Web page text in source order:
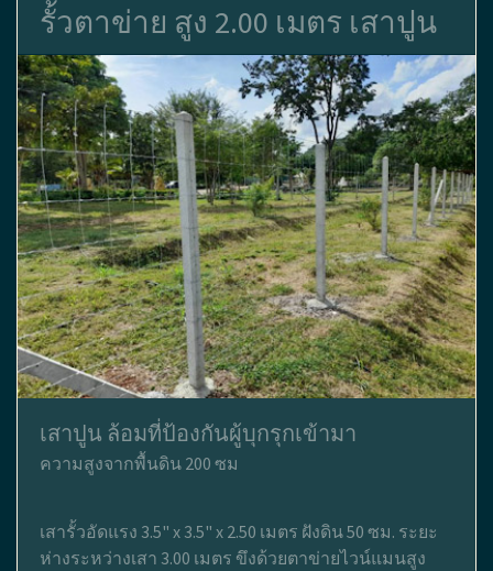
รั้วตาข่าย สูง 2.00 เมตร เสาปูน
เสาปูน ล้อมที่ป้องกันผู้บุกรุกเข้ามา
ความสูงจากพื้นดิน 200 ซม
เสารั้วอัดแรง 3.5" x 3.5" x 2.50 เมตร ฝังดิน 50 ซม. ระยะ
ห่างระหว่างเสา 3.00 เมตร ขึงด้วยตาข่ายไวน์แมนสูง